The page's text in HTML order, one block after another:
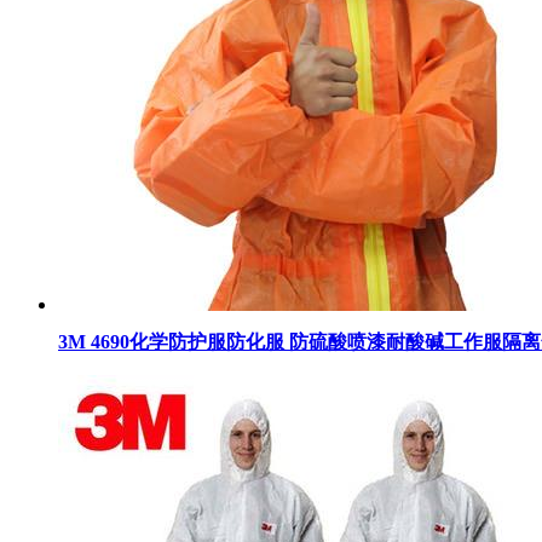
3M 4690化学防护服防化服 防硫酸喷漆耐酸碱工作服隔